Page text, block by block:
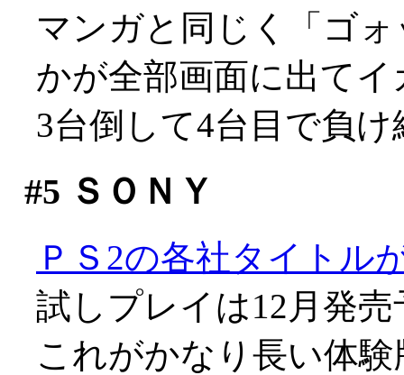
マンガと同じく「ゴ
かが全部画面に出てイ
3台倒して4台目で負
#5 ＳＯＮＹ
ＰＳ2の各社タイトル
試しプレイは12月発
これがかなり長い体